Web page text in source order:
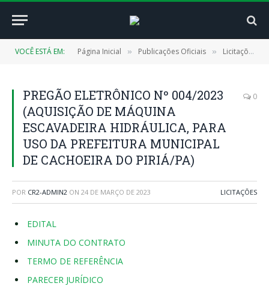
VOCÊ ESTÁ EM: Página Inicial » Publicações Oficiais » Licitações
PREGÃO ELETRÔNICO Nº 004/2023
(AQUISIÇÃO DE MÁQUINA
ESCAVADEIRA HIDRÁULICA, PARA
USO DA PREFEITURA MUNICIPAL
DE CACHOEIRA DO PIRIÁ/PA)
0
POR CR2-ADMIN2 ON 24 DE MARÇO DE 2023 LICITAÇÕES
EDITAL
MINUTA DO CONTRATO
TERMO DE REFERÊNCIA
PARECER JURÍDICO